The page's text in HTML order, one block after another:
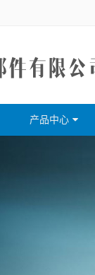
产品中心